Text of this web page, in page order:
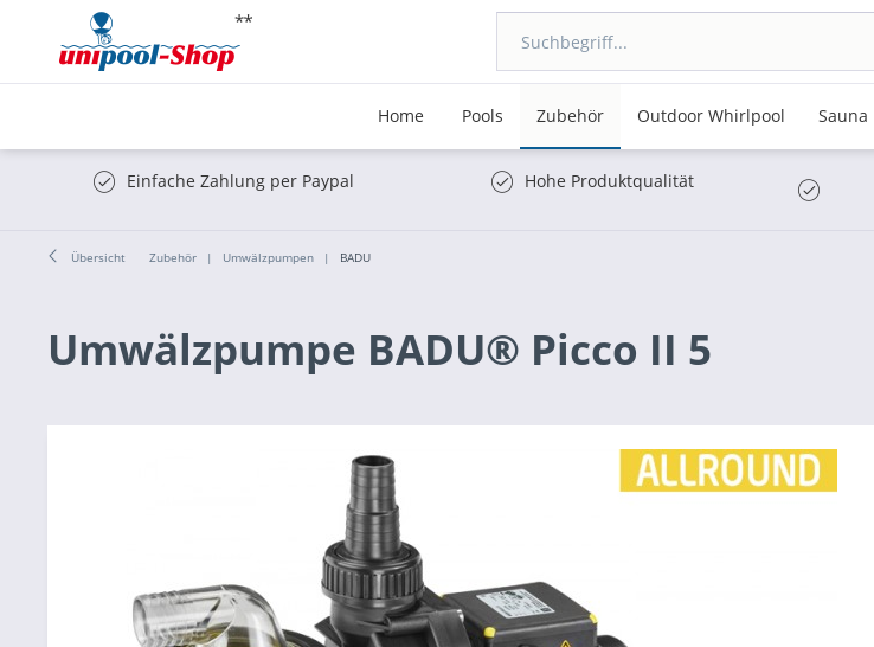
Home Pools Zubehör Outdoor Whirlpool Sauna
Einfache Zahlung per Paypal Hohe Produktqualität
Übersicht Zubehör Umwälzpumpen BADU
Umwälzpumpe BADU® Picco II 5